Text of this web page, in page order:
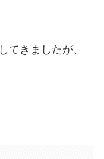
てきましたが、